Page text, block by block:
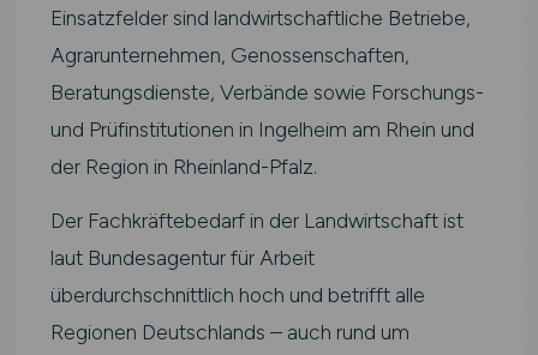
Einsatzfelder sind landwirtschaftliche Betriebe,
Agrarunternehmen, Genossenschaften,
Beratungsdienste, Verbände sowie Forschungs-
und Prüfinstitutionen in Ingelheim am Rhein und
der Region in Rheinland-Pfalz.
Der Fachkräftebedarf in der Landwirtschaft ist
laut Bundesagentur für Arbeit
überdurchschnittlich hoch und betrifft alle
Regionen Deutschlands – auch rund um